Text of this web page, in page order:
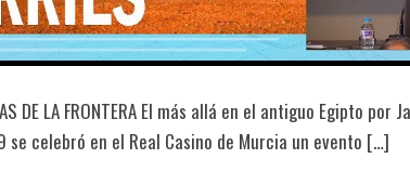
DE LA FRONTERA El más allá en el antiguo Egipto
se celebró en el Real Casino de Murcia un evento […]